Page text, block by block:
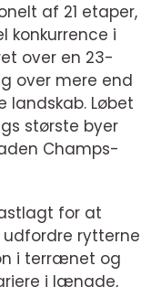
af 21 etaper,
konkurrence i
over en 23-
over mere end
landskab. Løbet
største byer
Champs-
for at
rytterne
i terrænet og
i længde,